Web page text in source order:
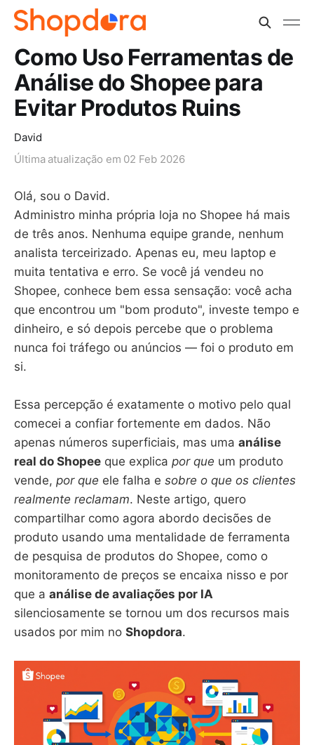
Como Uso Ferramentas de
Análise do Shopee para
Evitar Produtos Ruins
David
Última atualização em 02 Feb 2026
Olá, sou o David.
Administro minha própria loja no Shopee há mais
de três anos. Nenhuma equipe grande, nenhum
analista terceirizado. Apenas eu, meu laptop e
muita tentativa e erro. Se você já vendeu no
Shopee, conhece bem essa sensação: você acha
que encontrou um "bom produto", investe tempo e
dinheiro, e só depois percebe que o problema
nunca foi tráfego ou anúncios — foi o produto em
si.
Essa percepção é exatamente o motivo pelo qual
comecei a confiar fortemente em dados. Não
apenas números superficiais, mas uma análise
real do Shopee que explica por que um produto
vende, por que ele falha e sobre o que os clientes
realmente reclamam. Neste artigo, quero
compartilhar como agora abordo decisões de
produto usando uma mentalidade de ferramenta
de pesquisa de produtos do Shopee, como o
monitoramento de preços se encaixa nisso e por
que a análise de avaliações por IA
silenciosamente se tornou um dos recursos mais
usados por mim no Shopdora.